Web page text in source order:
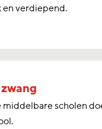
en verdiepend.
scholen